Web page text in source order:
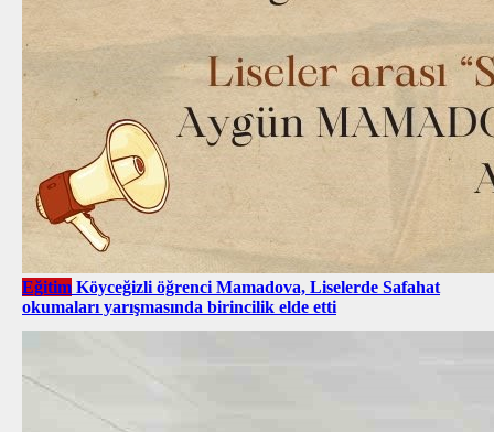
Eğitim Köyceğizli öğrenci Mamadova, Liselerde Safahat
okumaları yarışmasında birincilik elde etti